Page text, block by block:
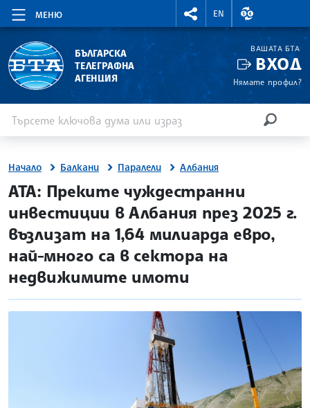
МЕНЮ
RIGHTMENU.SOCIAL
EN
ВАЛУТНИ
БЪЛГАРСКА
ТЕЛЕГРАФНА
АГЕНЦИЯ
ВАШАТА БТА
ВХОД
Нямате профил?
Начало Балкани Паралели Албания
site.bta
АТА: Преките чуждестранни
инвестиции в Албания през 2025 г.
възлизат на 1,64 милиарда евро,
най-много са в сектора на
недвижимите имоти